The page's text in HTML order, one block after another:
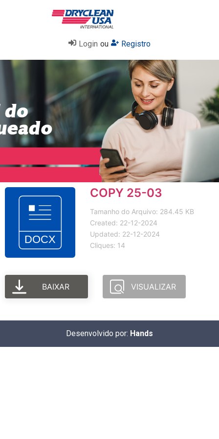
Login ou Registro
COPY 25-03
Tamanho do Arquivo: 284.45 KB
Created: 22-12-2024
Updated: 22-12-2024
Cliques: 14
BAIXAR VISUALIZAR
Desenvolvido por: Hands